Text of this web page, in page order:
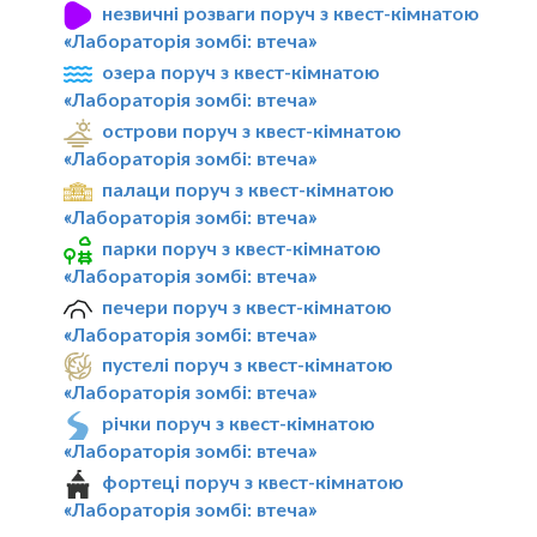
незвичні розваги поруч з квест-кімнатою
«Лабораторія зомбі: втеча»
озера поруч з квест-кімнатою
«Лабораторія зомбі: втеча»
острови поруч з квест-кімнатою
«Лабораторія зомбі: втеча»
палаци поруч з квест-кімнатою
«Лабораторія зомбі: втеча»
парки поруч з квест-кімнатою
«Лабораторія зомбі: втеча»
печери поруч з квест-кімнатою
«Лабораторія зомбі: втеча»
пустелі поруч з квест-кімнатою
«Лабораторія зомбі: втеча»
річки поруч з квест-кімнатою
«Лабораторія зомбі: втеча»
фортеці поруч з квест-кімнатою
«Лабораторія зомбі: втеча»